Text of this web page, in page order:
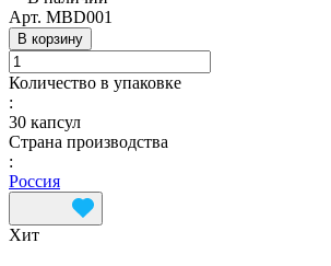
Арт. MBD001
В корзину
Количество в упаковке
:
30 капсул
Страна производства
:
Россия
Хит